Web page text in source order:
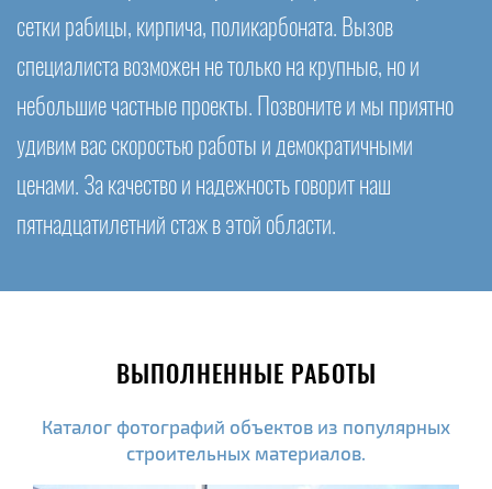
сетки рабицы, кирпича, поликарбоната. Вызов
специалиста возможен не только на крупные, но и
небольшие частные проекты. Позвоните и мы приятно
удивим вас скоростью работы и демократичными
ценами. За качество и надежность говорит наш
пятнадцатилетний стаж в этой области.
ВЫПОЛНЕННЫЕ РАБОТЫ
Каталог фотографий объектов из популярных
строительных материалов.